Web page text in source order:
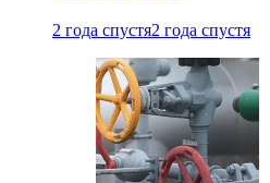
2 года спустя2 года спустя